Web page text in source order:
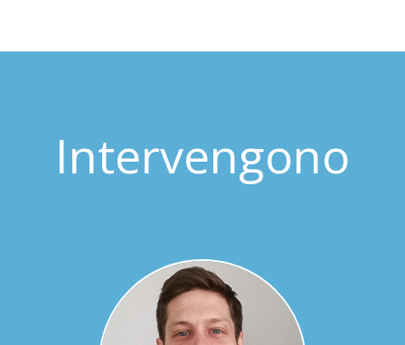
Intervengono